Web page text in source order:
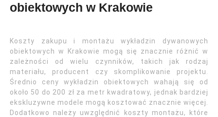
obiektowych w Krakowie
Koszty zakupu i montażu wykładzin dywanowych
obiektowych w Krakowie mogą się znacznie różnić w
zależności od wielu czynników, takich jak rodzaj
materiału, producent czy skomplikowanie projektu.
Średnio ceny wykładzin obiektowych wahają się od
około 50 do 200 zł za metr kwadratowy, jednak bardziej
ekskluzywne modele mogą kosztować znacznie więcej.
Dodatkowo należy uwzględnić koszty montażu, które